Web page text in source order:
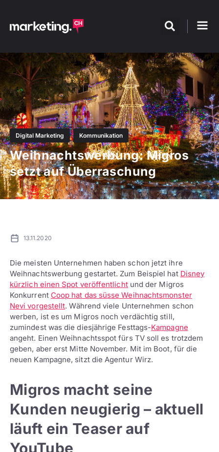
Digital Marketing Kommunikation
Weihnachtswerbung: Migros
setzt auf Überraschung
13.11.2020
Die meisten Unternehmen haben schon jetzt ihre
Weihnachtswerbung gestartet. Zum Beispiel hat Disney
kürzlich einen Spot veröffentlichtund der Migros
Konkurrent Coop hat das süsse Weihnachtsmonster
Nevi vorgestellt. Während viele Unternehmen schon
werben, ist es um Migros noch verdächtig still,
zumindest was die diesjährige Festtags-Kampagne
angeht. Einen Weihnachtsspot fürs TV soll es trotzdem
geben, aber erst Mitte November. Mit im Boot, für die
neuen Kampagne, sitzt die Agentur Wirz.
Migros macht seine
Kunden neugierig – aktuell
läuft ein Teaser auf
YouTube